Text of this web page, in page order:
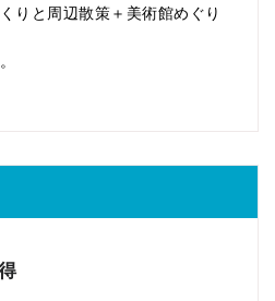
りと周辺散策＋美術館めぐり